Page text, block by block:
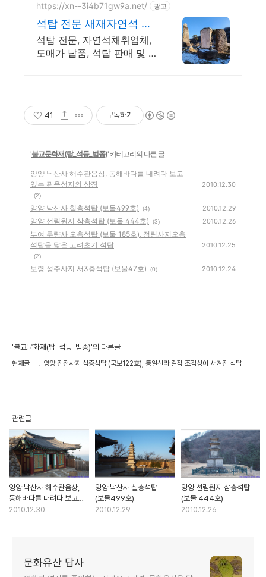
https://xn--3i4b71gw9a.net/ 광고
석탑 전문 새재자연석 합
리적인 가격으로 전국 납
품
석탑 전문, 자연석채취업체,
도매가 납품, 석탑 판매 및 시
41 구독하기
'불교문화재(탑_석등_범종)' 카테고리의 다른 글
양양 낙산사 해수관음상, 동해바다를 내려다 보고
있는 관음성지의 상징
(2)
2010.12.30
양양 낙산사 칠층석탑 (보물499호) (4) 2010.12.29
양양 선림원지 삼층석탑 (보물 444호) (3) 2010.12.26
부여 무량사 오층석탑 (보물 185호), 정림사지오층
석탑을 닮은 고려초기 석탑
(2)
2010.12.25
보령 성주사지 서3층석탑 (보물47호) (0) 2010.12.24
'불교문화재(탑_석등_범종)'의 다른글
현재글 양양 진전사지 삼층석탑 (국보122호), 통일신라 걸작 조각상이 새겨진 석탑
관련글
양양 낙산사 해수관음상,
동해바다를 내려다 보고
있는 관음성지의 상징
2010.12.30
양양 낙산사 칠층석탑
(보물499호)
2010.12.29
양양 선림원지 삼층석탑
(보물 444호)
2010.12.26
문화유산 답사